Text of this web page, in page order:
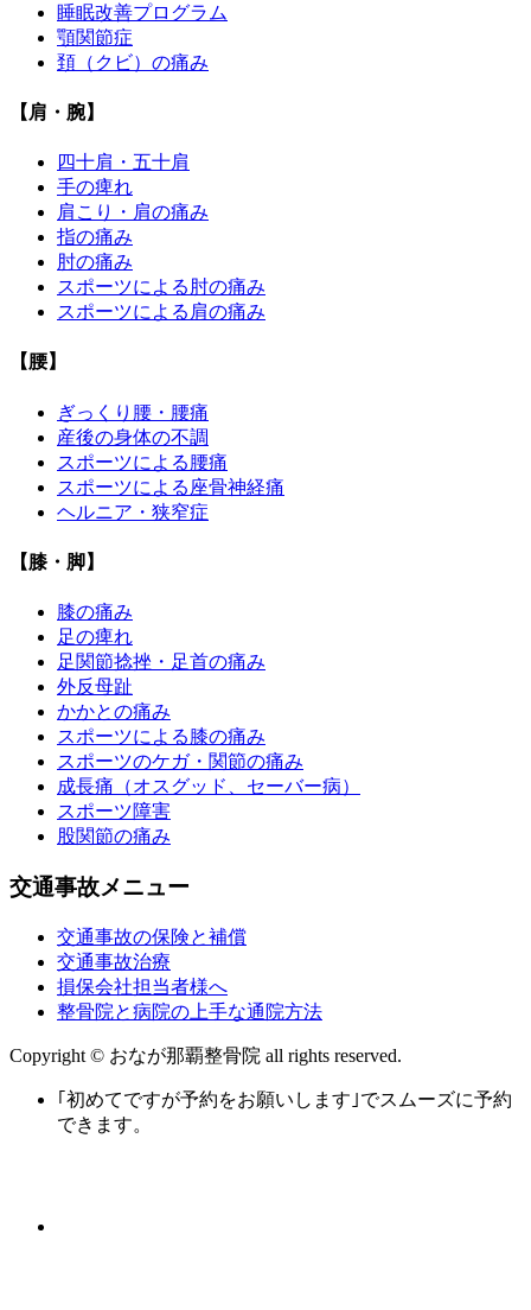
睡眠改善プログラム
顎関節症
頚（クビ）の痛み
【肩・腕】
四十肩・五十肩
手の痺れ
肩こり・肩の痛み
指の痛み
肘の痛み
スポーツによる肘の痛み
スポーツによる肩の痛み
【腰】
ぎっくり腰・腰痛
産後の身体の不調
スポーツによる腰痛
スポーツによる座骨神経痛
ヘルニア・狭窄症
【膝・脚】
膝の痛み
足の痺れ
足関節捻挫・足首の痛み
外反母趾
かかとの痛み
スポーツによる膝の痛み
スポーツのケガ・関節の痛み
成長痛（オスグッド、セーバー病）
スポーツ障害
股関節の痛み
交通事故メニュー
交通事故の保険と補償
交通事故治療
損保会社担当者様へ
整骨院と病院の上手な通院方法
Copyright © おなが那覇整骨院 all rights reserved.
｢初めてですが予約をお願いします｣でスムーズに予約
できます。